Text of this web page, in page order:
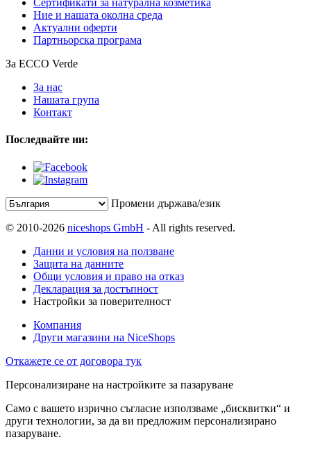
Сертификати за натурална козметика
Ние и нашата околна среда
Актуални оферти
Партньорска програма
За ECCO Verde
За нас
Нашата група
Контакт
Последвайте ни:
Промени държава/език
© 2010-2026 niceshops GmbH - All rights reserved.
Данни и условия на ползване
Защита на данните
Общи условия и право на отказ
Декларация за достъпност
Настройки за поверителност
Компания
Други магазини на NiceShops
Откажете се от договора тук
Персонализиране на настройките за пазаруване
Само с вашето изрично съгласие използваме „бисквитки“ и
други технологии, за да ви предложим персонализирано
пазаруване.